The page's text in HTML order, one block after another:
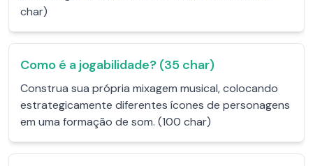
char)
Como é a jogabilidade? (35 char)
Construa sua própria mixagem musical, colocando
estrategicamente diferentes ícones de personagens
em uma formação de som. (100 char)